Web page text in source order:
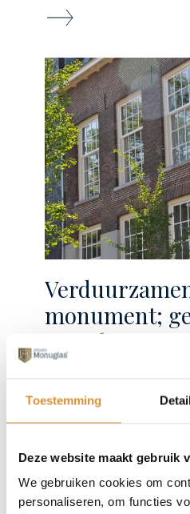
Toestemming
Deze website maakt gebruik
We gebruiken cookies om
personaliseren, om functies
monument;
van glas
voor vervanging van het
verduurzaming van een